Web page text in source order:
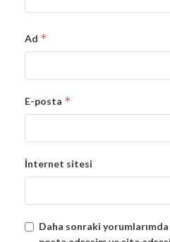
Ad *
E-posta *
İnternet sitesi
Daha sonraki yorumlarımda